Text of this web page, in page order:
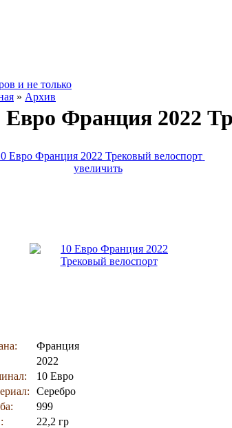
» Архив
Евро Франция 2022
увеличить
Франция
2022
10 Евро
Серебро
999
22,2 гр